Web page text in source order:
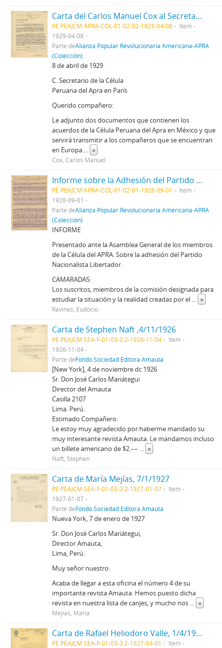
Carta del Carlos Manuel Cox al Secretario de la Célula Peruana del Apra en París, 8/4/1929
PE PEAJCM APRA-COL-01-02-02-1929-04-08
Item
1929-04-08
Parte deAlianza Popular Revolucionaria Americana-APRA
(Colección)
8 de abril de 1929
C. Secretario de la Célula
Peruana del Apra en París
Querido compañero:
Le adjunto dos documentos que contienen los
acuerdos de la Célula Peruana del Apra en México y que
servirá transmitir a los compañeros que se encuentran
en Europa.... »
Cox, Carlos Manuel
Informe sobre la Adhesión del Partido Nacionalista Libertador, 1/9/1928
PE PEAJCM APRA-COL-01-02-01-1928-09-01
Item
1928-09-01
Parte deAlianza Popular Revolucionaria Americana-APRA
(Colección)
INFORME
Presentado ante la Asamblea General de los miembros
de la Célula del APRA. Sobre la adhesión del Partido
Nacionalista Libertador.
CAMARADAS:
Los suscritos, miembros de la comisión designada para
estudiar la si­tuación y la realidad creadas por el ... »
Ravines, Eudocio
Carta de Stephen Naft ,4/11/1926
PE PEAJCM SEA-F-01-03-3.2-1926-11-04
Item
1926-11-04
Parte deFondo Sociedad Editora Amauta
[New York], 4 de noviembre dc 1926
Sr. Don José Carlos Mariátegui
Director del Amauta
Casilla 2107
Lima. Perú.
Estimado Compañero:
Le estoy muy agradecido por haberme mandado su
muy interesante revista Amauta. Le mandamos incluso
un billete americano de $2.–– ... »
Naft, Stephen
Carta de María Mejías, 7/1/1927
PE PEAJCM SEA-F-01-03-3.2-1927-01-07
Item
1927-01-07
Parte deFondo Sociedad Editora Amauta
Nueva York, 7 de enero de 1927
Sr. Don José Carlos Mariátegui,
Director Amauta,
Lima, Perú.
Muy señor nuestro:
Acaba de llegar a esta oficina el número 4 de su
importante revista Amauta. Hemos puesto dicha
revista en nuestra lista de canjes, y mucho nos ... »
Mejías, María
Carta de Rafael Heliodoro Valle, 1/4/1927
PE PEAJCM SEA-F-01-03-3.2-1927-04-01 Item